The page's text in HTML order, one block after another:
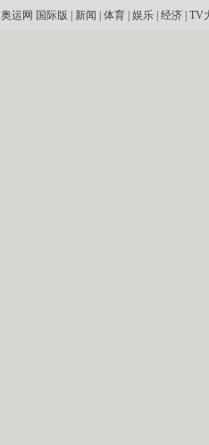
奥运网 国际版 新闻 体育| 娱乐| 经济| TV